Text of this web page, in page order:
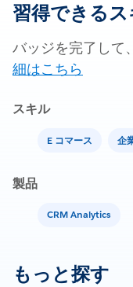
習得できる
バッジを完了して
細はこちら
スキル
E コマース 企
製品
CRM Analytics
もっと探す